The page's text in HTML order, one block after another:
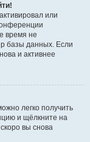
или
время не
базы данных. Если
и активнее
легко получить
и щёлкните на
вы снова